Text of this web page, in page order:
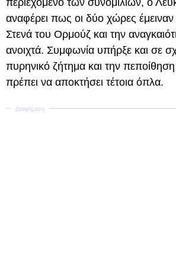
αναφέρει πως οι δύο χώρες
Στενά του Ορμούζ και την
ανοιχτά. Συμφωνία υπήρξε και σε
πυρηνικό ζήτημα και την
πρέπει να αποκτήσει τέτοια όπλα.